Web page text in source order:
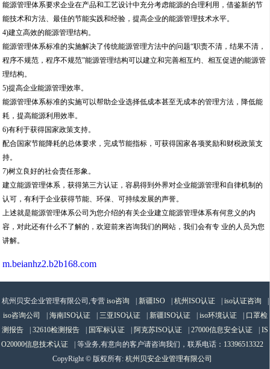
能源管理体系要求企业在产品和工艺设计中充分考虑能源的合理利用，借鉴新的节
能技术和方法、最佳的节能实践和经验，提高企业的能源管理技术水平。
4)建立高效的能源管理结构。
能源管理体系标准的实施解决了传统能源管理方法中的问题“职责不清，结果不清，
程序不规范，程序不规范”能源管理结构可以建立和完善相互约、相互促进的能源管
理结构。
5)提高企业能源管理效率。
能源管理体系标准的实施可以帮助企业选择低成本甚至无成本的管理方法，降低能
耗，提高能源利用效率。
6)有利于获得国家政策支持。
配合国家节能降耗的总体要求，完成节能指标，可获得国家各项奖励和财税政策支
持。
7)树立良好的社会责任形象。
建立能源管理体系，获得第三方认证，容易得到外界对企业能源管理和自律机制的
认可，有利于企业获得节能、环保、可持续发展的声誉。
上述就是能源管理体系公司为您介绍的有关企业建立能源管理体系有何意义的内
容，对此还有什么不了解的，欢迎前来咨询我们的网站，我们会有专 业的人员为您
讲解。
m.beianhz2.b2b168.com
杭州贝安企业管理有限公司,专营 iso咨询 新疆ISO 杭州ISO认证 iso认证咨询
iso咨询公司
海南ISO认证 三亚ISO认证 新疆ISO认证 iso环境认证
口罩检
测报告
32610检测报告 国军标认证 阿克苏ISO认证 27000信息安全认证
IS
O20000信息技术认证
| 等业务,有意向的客户请咨询我们，联系电话： 13396513322
CopyRight © 版权所有: 杭州贝安企业管理有限公司